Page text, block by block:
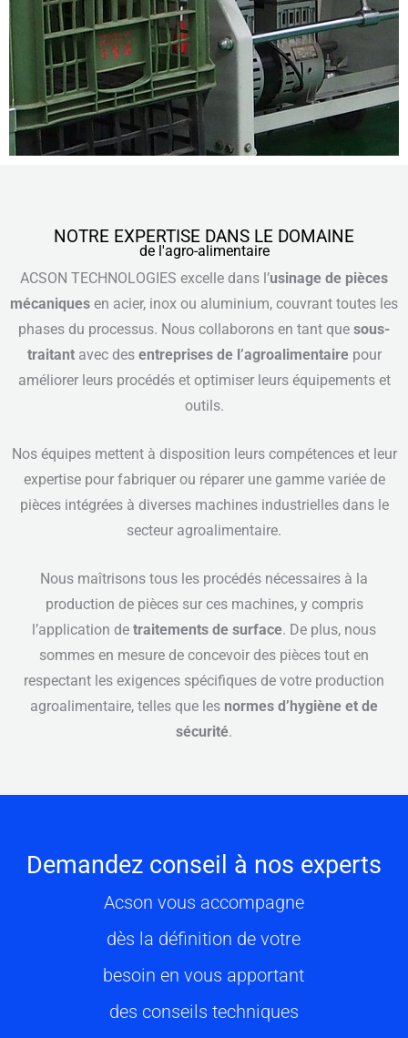
NOTRE EXPERTISE DANS LE DOMAINE
de l'agro-alimentaire
ACSON TECHNOLOGIES excelle dans l’usinage de pièces
mécaniques en acier, inox ou aluminium, couvrant toutes les
phases du processus. Nous collaborons en tant que sous-
traitantavec des entreprises de l’agroalimentairepour
améliorer leurs procédés et optimiser leurs équipements et
outils.
Nos équipes mettent à disposition leurs compétences et leur
expertise pour fabriquer ou réparer une gamme variée de
pièces intégrées à diverses machines industrielles dans le
secteur agroalimentaire.
Nous maîtrisons tous les procédés nécessaires à la
production de pièces sur ces machines, y compris
l’application de traitements de surface. De plus, nous
sommes en mesure de concevoir des pièces tout en
respectant les exigences spécifiques de votre production
agroalimentaire, telles que les normes d’hygiène et de
sécurité.
Demandez conseil à nos experts
Acson vous accompagne
dès la définition de votre
besoin en vous apportant
des conseils techniques